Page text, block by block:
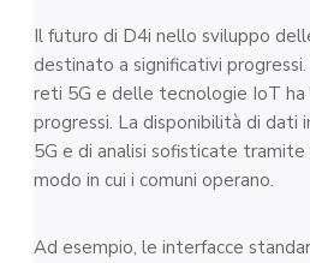
Il futuro di D4i nello sviluppo
destinato a significativi
reti 5G e delle tecnologie IoT
progressi. La disponibilità di
5G e di analisi sofisticate
modo in cui i comuni operano.
Ad esempio, le interfacce